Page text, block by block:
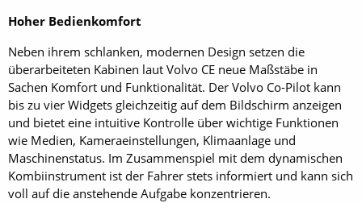
Hoher Bedienkomfort
Neben ihrem schlanken, modernen Design setzen die
überarbeiteten Kabinen laut Volvo CE neue Maßstäbe in
Sachen Komfort und Funktionalität. Der Volvo Co-Pilot kann
bis zu vier Widgets gleichzeitig auf dem Bildschirm anzeigen
und bietet eine intuitive Kontrolle über wichtige Funktionen
wie Medien, Kameraeinstellungen, Klimaanlage und
Maschinenstatus. Im Zusammenspiel mit dem dynamischen
Kombiinstrument ist der Fahrer stets informiert und kann sich
voll auf die anstehende Aufgabe konzentrieren.